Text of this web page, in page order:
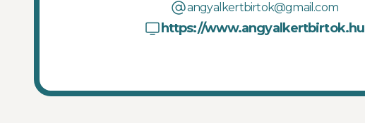
angyalkertbirtok@gmail.com
https://www.angyalkertbirtok.hu